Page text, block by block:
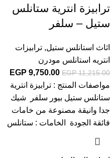
ترابيزة انترية ستانلس
ستيل – سلفر
اثاث استانلس ستيل, ترابيزات
انتريه استانلس مودرن
EGP11,215.00
EGP 9,750.00
مواصفات المنتج : ترابيزة انترية
ستانلس ستيل بيور سلفر شيك
جدا وانيقة مصنوعة من خامات
فائقة الجودة الخامات : ستانلس